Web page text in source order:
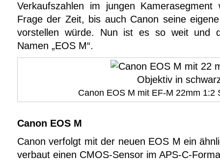
Verkaufszahlen im jungen
Frage der Zeit, bis auch Canon seine
vorstellen würde. Nun ist es so weit und
Namen „EOS M“.
Canon EOS M mit EF-M 22mm 1:2
Canon EOS M
Canon verfolgt mit der neuen EOS M ein
verbaut einen CMOS-Sensor im APS-C-